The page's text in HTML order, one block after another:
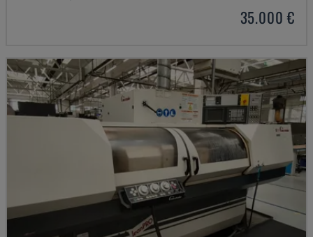
35.000 €